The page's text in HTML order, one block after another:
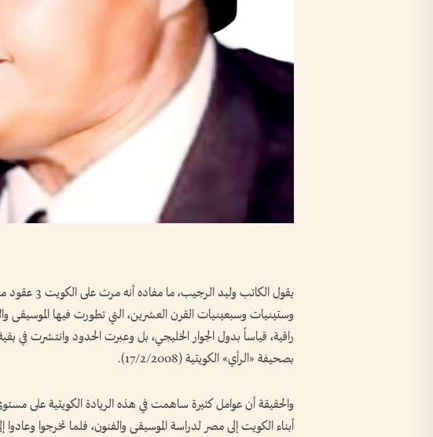
يقول الكاتب
وستينيات وسبعينيات القرن العشرين، التي تطورت فيها الموسيقى
راقية، قياساً بدول الجوار الخليجي، بل وعبرت الحدود وانتشرت في
بصحيفة «الرأي» الكويتية (17/2/2008).
والحقيقة أن عوامل كثيرة ساهمت في هذه الريادة الكويتية على
أبناء الكويت إلى مصر لدراسة الموسيقى والفنون، فلما تخرجوا